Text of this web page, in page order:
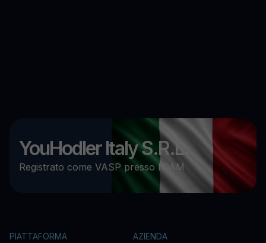
YouHodler Italy S.R.L.
Registrato come VASP presso l’OAM
PIATTAFORMA AZIENDA